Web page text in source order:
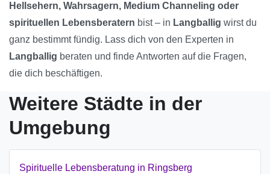
Hellsehern, Wahrsagern, Medium Channeling oder
spirituellen Lebensberatern bist – in Langballig wirst du
ganz bestimmt fündig. Lass dich von den Experten in
Langballig beraten und finde Antworten auf die Fragen,
die dich beschäftigen.
Weitere Städte in der
Umgebung
Spirituelle Lebensberatung in Ringsberg